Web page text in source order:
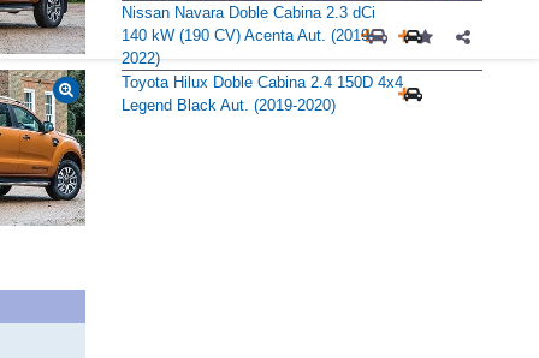
Nissan Navara Doble Cabina 2.3 dCi
140 kW (190 CV) Acenta Aut. (2019-
2022)
Toyota Hilux Doble Cabina 2.4 150D 4x4
Legend Black Aut. (2019-2020)